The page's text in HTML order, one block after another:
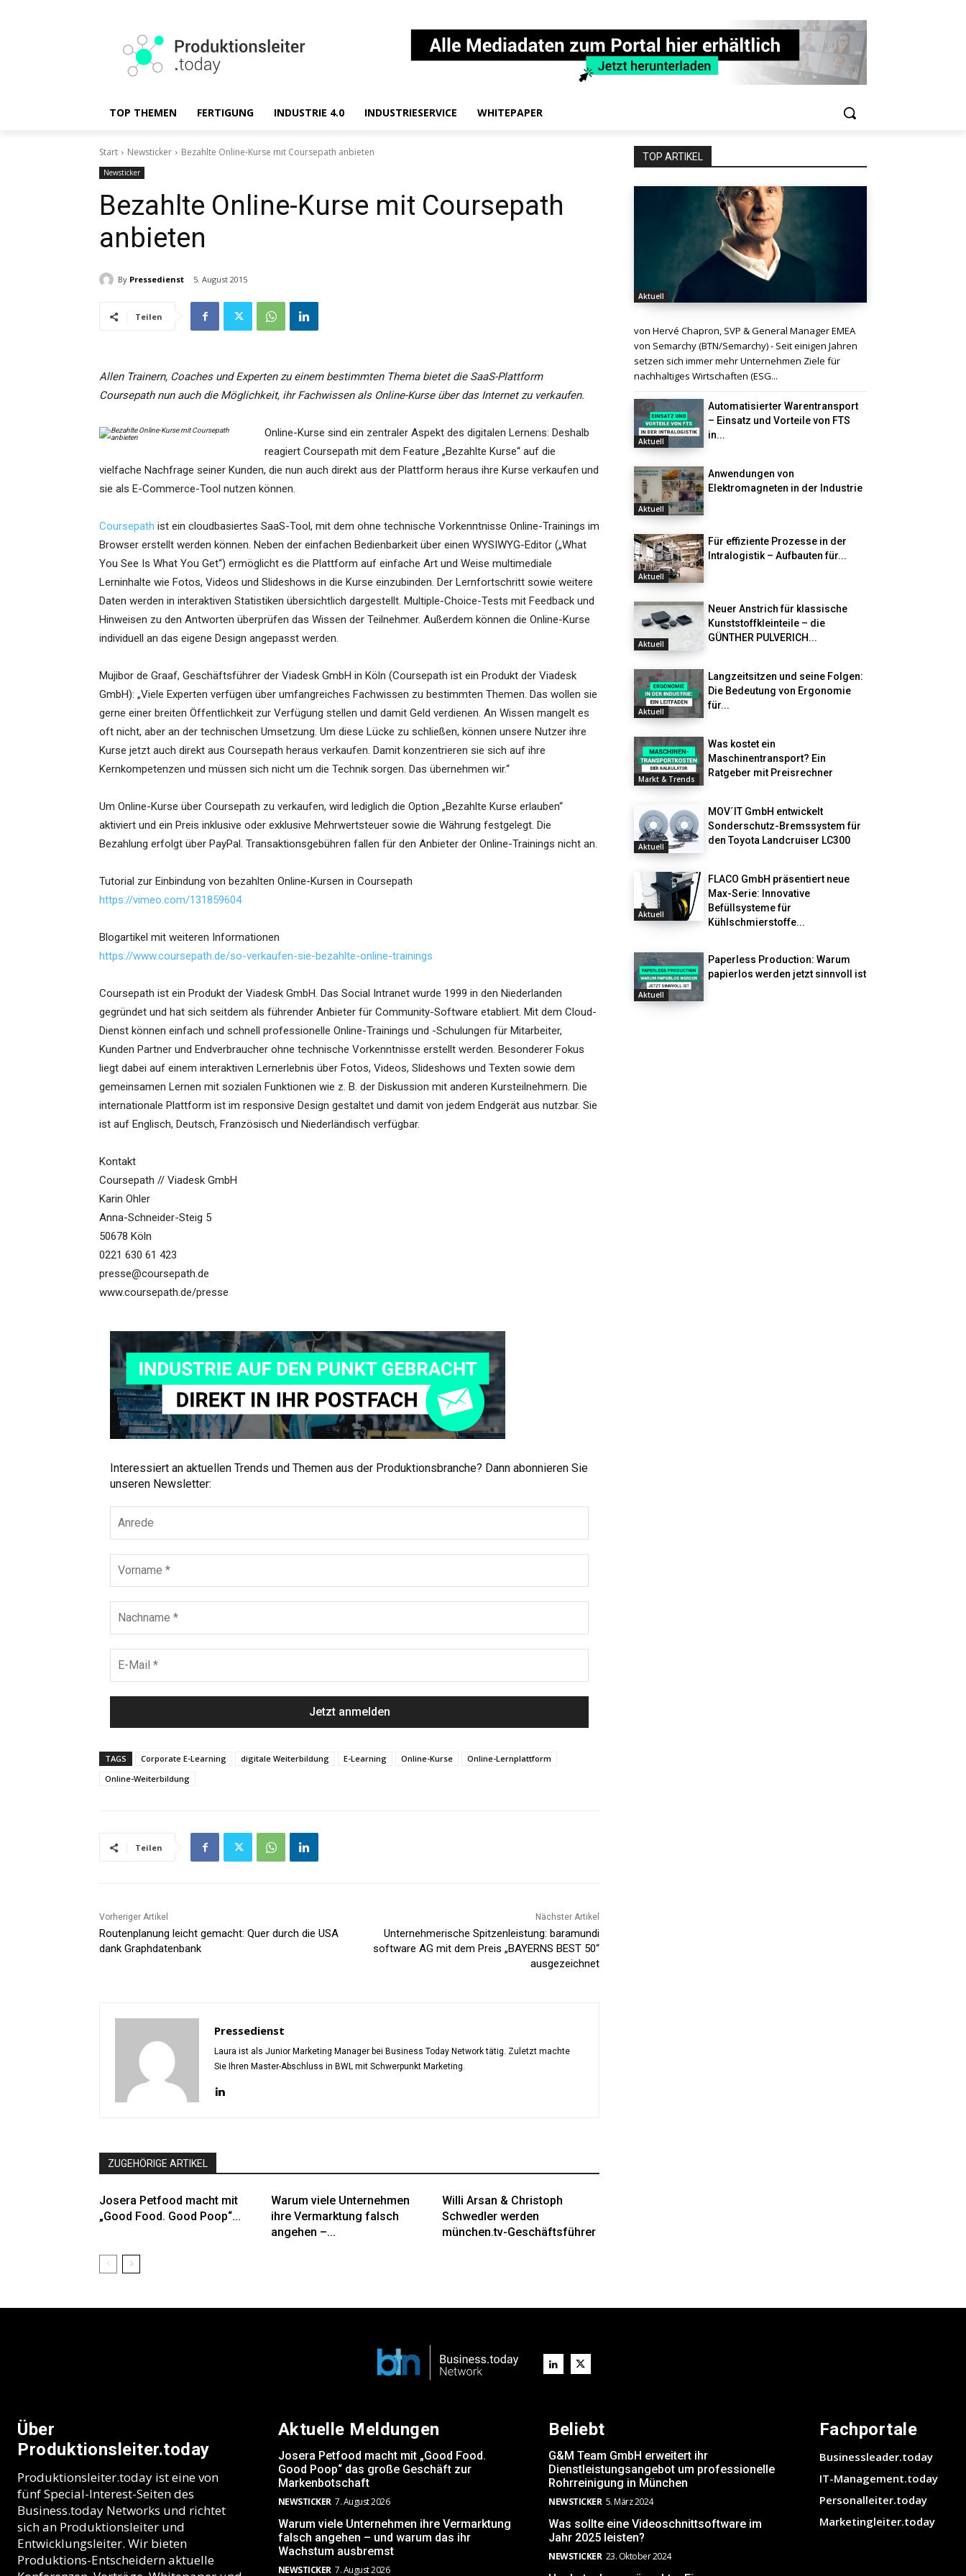
TOP THEMEN FERTIGUNG INDUSTRIE 4.0 INDUSTRIESERVICE WHITEPAPER
Start Newsticker Bezahlte Online-Kurse mit Coursepath anbieten
Newsticker
Bezahlte Online-Kurse mit Coursepath
anbieten
By Pressedienst 5. August 2015
Teilen
Allen Trainern, Coaches und Experten zu einem bestimmten Thema bietet die SaaS-Plattform
Coursepath nun auch die Möglichkeit, ihr Fachwissen als Online-Kurse über das Internet zu verkaufen.
Online-Kurse sind ein zentraler Aspekt des digitalen Lernens: Deshalb
reagiert Coursepath mit dem Feature „Bezahlte Kurse“ auf die
vielfache Nachfrage seiner Kunden, die nun auch direkt aus der Plattform heraus ihre Kurse verkaufen und
sie als E-Commerce-Tool nutzen können.
Coursepath ist ein cloudbasiertes SaaS-Tool, mit dem ohne technische Vorkenntnisse Online-Trainings im
Browser erstellt werden können. Neben der einfachen Bedienbarkeit über einen WYSIWYG-Editor („What
You See Is What You Get“) ermöglicht es die Plattform auf einfache Art und Weise multimediale
Lerninhalte wie Fotos, Videos und Slideshows in die Kurse einzubinden. Der Lernfortschritt sowie weitere
Daten werden in interaktiven Statistiken übersichtlich dargestellt. Multiple-Choice-Tests mit Feedback und
Hinweisen zu den Antworten überprüfen das Wissen der Teilnehmer. Außerdem können die Online-Kurse
individuell an das eigene Design angepasst werden.
Mujibor de Graaf, Geschäftsführer der Viadesk GmbH in Köln (Coursepath ist ein Produkt der Viadesk
GmbH): „Viele Experten verfügen über umfangreiches Fachwissen zu bestimmten Themen. Das wollen sie
gerne einer breiten Öffentlichkeit zur Verfügung stellen und damit Geld verdienen. An Wissen mangelt es
oft nicht, aber an der technischen Umsetzung. Um diese Lücke zu schließen, können unsere Nutzer ihre
Kurse jetzt auch direkt aus Coursepath heraus verkaufen. Damit konzentrieren sie sich auf ihre
Kernkompetenzen und müssen sich nicht um die Technik sorgen. Das übernehmen wir.“
Um Online-Kurse über Coursepath zu verkaufen, wird lediglich die Option „Bezahlte Kurse erlauben“
aktiviert und ein Preis inklusive oder exklusive Mehrwertsteuer sowie die Währung festgelegt. Die
Bezahlung erfolgt über PayPal. Transaktionsgebühren fallen für den Anbieter der Online-Trainings nicht an.
Tutorial zur Einbindung von bezahlten Online-Kursen in Coursepath
https://vimeo.com/131859604
Blogartikel mit weiteren Informationen
https://www.coursepath.de/so-verkaufen-sie-bezahlte-online-trainings
Coursepath ist ein Produkt der Viadesk GmbH. Das Social Intranet wurde 1999 in den Niederlanden
gegründet und hat sich seitdem als führender Anbieter für Community-Software etabliert. Mit dem Cloud-
Dienst können einfach und schnell professionelle Online-Trainings und -Schulungen für Mitarbeiter,
Kunden Partner und Endverbraucher ohne technische Vorkenntnisse erstellt werden. Besonderer Fokus
liegt dabei auf einem interaktiven Lernerlebnis über Fotos, Videos, Slideshows und Texten sowie dem
gemeinsamen Lernen mit sozialen Funktionen wie z. B. der Diskussion mit anderen Kursteilnehmern. Die
internationale Plattform ist im responsive Design gestaltet und damit von jedem Endgerät aus nutzbar. Sie
ist auf Englisch, Deutsch, Französisch und Niederländisch verfügbar.
Kontakt
Coursepath // Viadesk GmbH
Karin Ohler
Anna-Schneider-Steig 5
50678 Köln
0221 630 61 423
presse@coursepath.de
www.coursepath.de/presse
Interessiert an aktuellen Trends und Themen aus der Produktionsbranche? Dann abonnieren Sie
unseren Newsletter:
TAGS Corporate E-Learning digitale Weiterbildung E-Learning Online-Kurse
Online-Lernplattform
Online-Weiterbildung
Teilen
Vorheriger Artikel
Routenplanung leicht gemacht: Quer durch die USA
dank Graphdatenbank
Nächster Artikel
Unternehmerische Spitzenleistung: baramundi
software AG mit dem Preis „BAYERNS BEST 50“
ausgezeichnet
Pressedienst
Laura ist als Junior Marketing Manager bei Business Today Network tätig. Zuletzt machte
Sie Ihren Master-Abschluss in BWL mit Schwerpunkt Marketing.
ZUGEHÖRIGE ARTIKEL
Josera Petfood macht mit
„Good Food. Good Poop“...
Warum viele Unternehmen
ihre Vermarktung falsch
angehen –...
Willi Arsan & Christoph
Schwedler werden
münchen.tv-Geschäftsführer
TOP ARTIKEL
Aktuell
von Hervé Chapron, SVP & General Manager EMEA
von Semarchy (BTN/Semarchy) - Seit einigen Jahren
setzen sich immer mehr Unternehmen Ziele für
nachhaltiges Wirtschaften (ESG...
Aktuell
Automatisierter Warentransport
– Einsatz und Vorteile von FTS
in...
Aktuell
Anwendungen von
Elektromagneten in der Industrie
Aktuell
Für effiziente Prozesse in der
Intralogistik – Aufbauten für...
Aktuell
Neuer Anstrich für klassische
Kunststoffkleinteile – die
GÜNTHER PULVERICH...
Aktuell
Langzeitsitzen und seine Folgen:
Die Bedeutung von Ergonomie
für...
Markt & Trends
Was kostet ein
Maschinentransport? Ein
Ratgeber mit Preisrechner
Aktuell
MOV´IT GmbH entwickelt
Sonderschutz-Bremssystem für
den Toyota Landcruiser LC300
Aktuell
FLACO GmbH präsentiert neue
Max-Serie: Innovative
Befüllsysteme für
Kühlschmierstoffe...
Aktuell
Paperless Production: Warum
papierlos werden jetzt sinnvoll ist
Über
Produktionsleiter.today
Produktionsleiter.today ist eine von
fünf Special-Interest-Seiten des
Business.today Networks und richtet
sich an Produktionsleiter und
Entwicklungsleiter. Wir bieten
Produktions-Entscheidern aktuelle
Aktuelle Meldungen
Josera Petfood macht mit „Good Food.
Good Poop“ das große Geschäft zur
Markenbotschaft
NEWSTICKER 7. August 2026
Warum viele Unternehmen ihre Vermarktung
falsch angehen – und warum das ihr
Wachstum ausbremst
NEWSTICKER 7. August 2026
Beliebt
G&M Team GmbH erweitert ihr
Dienstleistungsangebot um professionelle
Rohrreinigung in München
NEWSTICKER 5. März 2024
Was sollte eine Videoschnittsoftware im
Jahr 2025 leisten?
NEWSTICKER 23. Oktober 2024
Fachportale
Businessleader.today
IT-Management.today
Personalleiter.today
Marketingleiter.today